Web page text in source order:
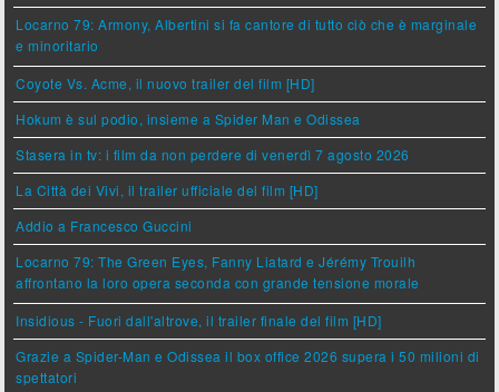
Locarno 79: Armony, Albertini si fa cantore di tutto ciò che è marginale
e minoritario
Coyote Vs. Acme, il nuovo trailer del film [HD]
Hokum è sul podio, insieme a Spider Man e Odissea
Stasera in tv: i film da non perdere di venerdì 7 agosto 2026
La Città dei Vivi, il trailer ufficiale del film [HD]
Addio a Francesco Guccini
Locarno 79: The Green Eyes, Fanny Liatard e Jérémy Trouilh
affrontano la loro opera seconda con grande tensione morale
Insidious - Fuori dall'altrove, il trailer finale del film [HD]
Grazie a Spider-Man e Odissea il box office 2026 supera i 50 milioni di
spettatori